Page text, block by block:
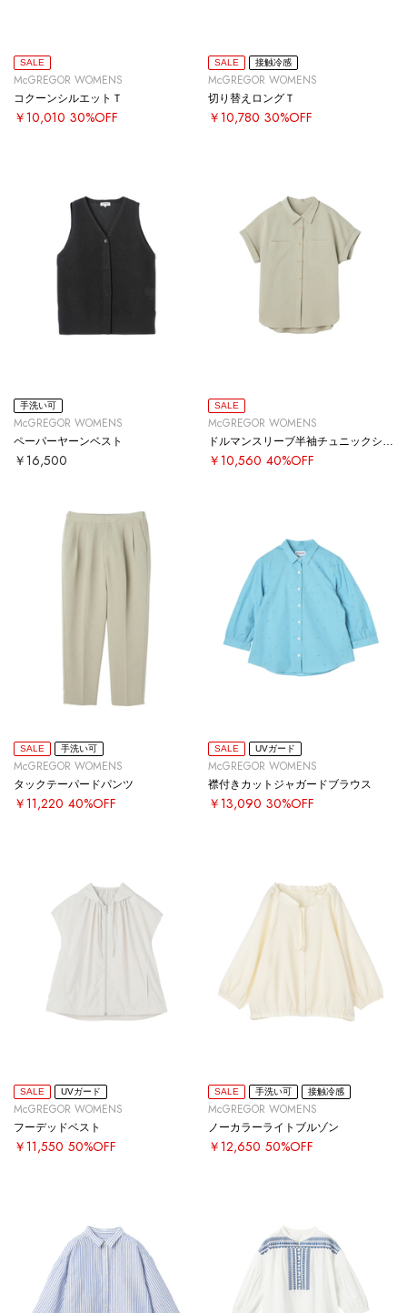
SALE
McGREGOR WOMENS
コクーンシルエットＴ
￥10,010 30%OFF
SALE 接触冷感
McGREGOR WOMENS
切り替えロングＴ
￥10,780 30%OFF
手洗い可
McGREGOR WOMENS
ペーパーヤーンベスト
￥16,500
SALE
McGREGOR WOMENS
￥10,560 40%OFF
SALE 手洗い可
McGREGOR WOMENS
タックテーパードパンツ
￥11,220 40%OFF
SALE UVガード
McGREGOR WOMENS
襟付きカットジャガードブラウス
￥13,090 30%OFF
SALE UVガード
McGREGOR WOMENS
フーデッドベスト
￥11,550 50%OFF
SALE 手洗い可 接触冷感
McGREGOR WOMENS
ノーカラーライトブルゾン
￥12,650 50%OFF